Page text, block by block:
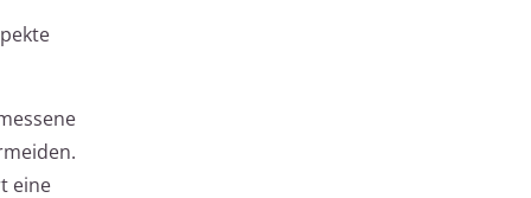
eine